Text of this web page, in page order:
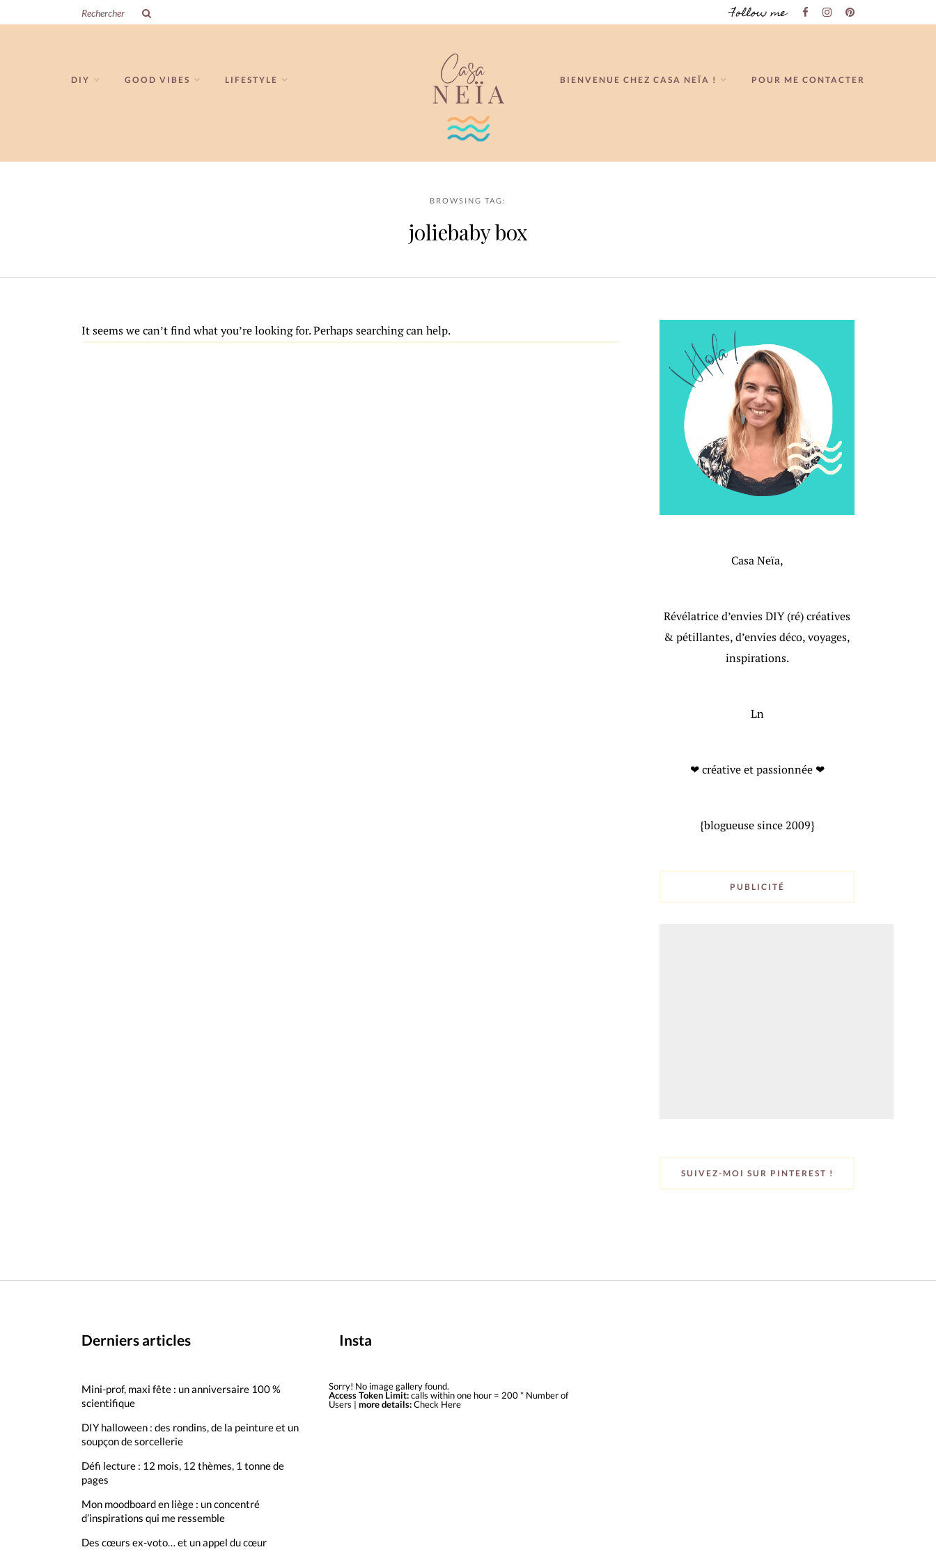
Follow me
DIY GOOD VIBES LIFESTYLE BIENVENUE CHEZ CASA NEÏA ! POUR ME CONTACTER
BROWSING TAG:
joliebaby box
It seems we can’t find what you’re looking for. Perhaps searching can help.
Casa Neïa,
Révélatrice d’envies DIY (ré) créatives
& pétillantes, d’envies déco, voyages,
inspirations.
Ln
❤ créative et passionnée ❤
{blogueuse since 2009}
PUBLICITÉ
SUIVEZ-MOI SUR PINTEREST !
Derniers articles
Mini-prof, maxi fête : un anniversaire 100 %
scientifique
DIY halloween : des rondins, de la peinture et un
soupçon de sorcellerie
Défi lecture : 12 mois, 12 thèmes, 1 tonne de
pages
Mon moodboard en liège : un concentré
d’inspirations qui me ressemble
Des cœurs ex-voto… et un appel du cœur
Insta
Sorry! No image gallery found.
Access Token Limit:calls within one hour = 200 * Number of
Users | more details: Check Here